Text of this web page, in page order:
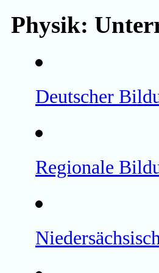
Physik:
Deutscher
Regionale